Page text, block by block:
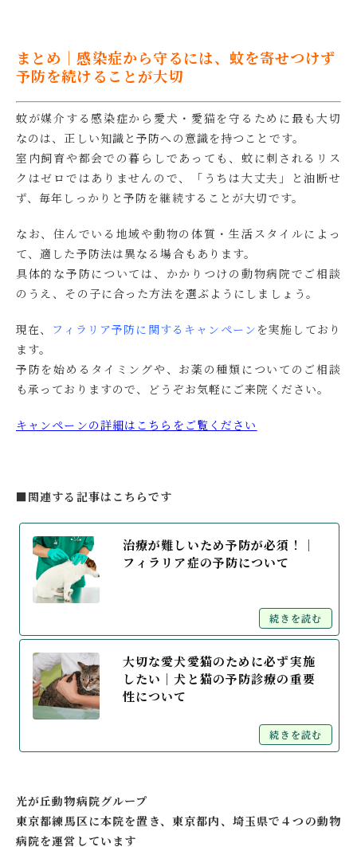
まとめ｜感染症から守るには、蚊を寄せつけず
予防を続けることが大切
蚊が媒介する感染症から愛犬・愛猫を守るために最も大切
なのは、正しい知識と予防への意識を持つことです。
室内飼育や都会での暮らしであっても、蚊に刺されるリス
クはゼロではありませんので、「うちは大丈夫」と油断せ
ず、毎年しっかりと予防を継続することが大切です。
なお、住んでいる地域や動物の体質・生活スタイルによっ
て、適した予防法は異なる場合もあります。
具体的な予防については、かかりつけの動物病院でご相談
のうえ、その子に合った方法を選ぶようにしましょう。
現在、 フィラリア予防に関するキャンペーン を実施しており
ます。
予防を始めるタイミングや、お薬の種類についてのご相談
も承っておりますので、どうぞお気軽にご来院ください。
キャンペーンの詳細はこちらをご覧ください
■関連する記事はこちらです
治療が難しいため予防が必須！│
フィラリア症の予防について
続きを読む
大切な愛犬愛猫のために必ず実施
したい│犬と猫の予防診療の重要
性について
続きを読む
光が丘動物病院グループ
東京都練馬区に本院を置き、東京都内、埼玉県で４つの動物
病院を運営しています